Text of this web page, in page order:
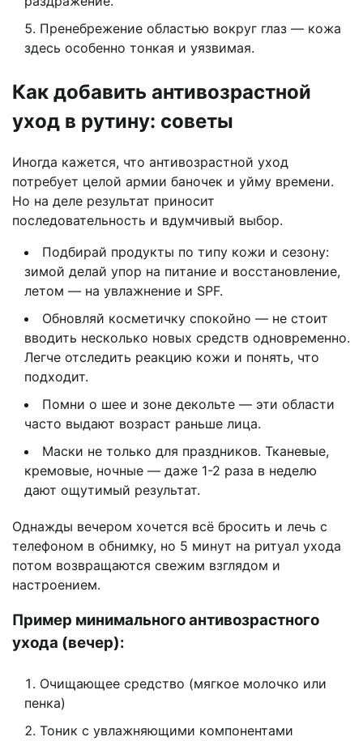
Пренебрежение областью вокруг глаз — кожа
здесь особенно тонкая и уязвимая.
Как добавить антивозрастной
уход в рутину: советы
Иногда кажется, что антивозрастной уход
потребует целой армии баночек и уйму времени.
Но на деле результат приносит
последовательность и вдумчивый выбор.
Подбирай продукты по типу кожи и сезону:
зимой делай упор на питание и восстановление,
летом — на увлажнение и SPF.
Обновляй косметичку спокойно — не стоит
вводить несколько новых средств одновременно.
Легче отследить реакцию кожи и понять, что
подходит.
Помни о шее и зоне декольте — эти области
часто выдают возраст раньше лица.
Маски не только для праздников. Тканевые,
кремовые, ночные — даже 1-2 раза в неделю
дают ощутимый результат.
Однажды вечером хочется всё бросить и лечь с
телефоном в обнимку, но 5 минут на ритуал ухода
потом возвращаются свежим взглядом и
настроением.
Пример минимального антивозрастного
ухода (вечер):
Очищающее средство (мягкое молочко или
пенка)
Тоник с увлажняющими компонентами